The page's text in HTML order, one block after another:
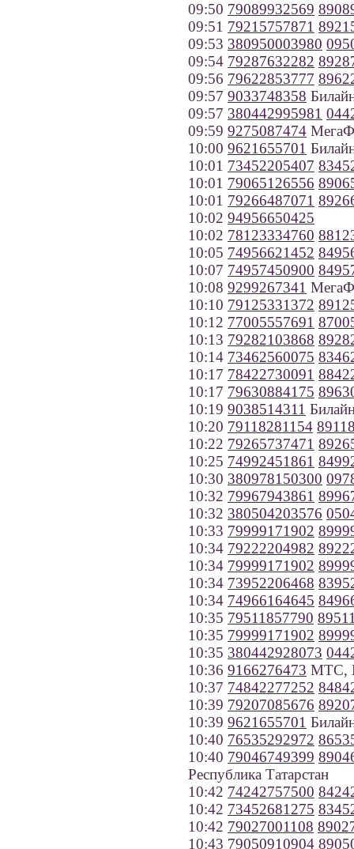
09:50 79089932569
09:51 79215757871
09:53 380950003980
09:54 79287632282
09:56 79622853777
09:57 9033748358
09:57 380442995981
09:59 9275087474
10:00 9621655701
10:01 73452205407
10:01 79065126556
10:01 79266487071
10:02 94956650425
10:02 78123334760
10:05 74956621452
10:07 74957450900
10:08 9299267341
10:10 79125331372
10:12 77005557691
10:13 79282103868
10:14 73462560075
10:17 78422730091
10:17 79630884175
10:19 9038514311
10:20 79118281154
10:22 79265737471
10:25 74992451861
10:30 380978150300
10:32 79967943861
10:32 380504203576
10:33 79999171902
10:34 79222204982
10:34 79999171902
10:34 73952206468
10:34 74966164645
10:35 79511857790
10:35 79999171902
10:35 380442928073
10:36 9166276473 МТС,
10:37 74842277252
10:39 79207085676
10:39 9621655701
10:40 76535292972
10:40 79046749399
Республика Татарстан
10:42 74242757500
10:42 73452681275
10:42 79027001108
10:43 79050910904